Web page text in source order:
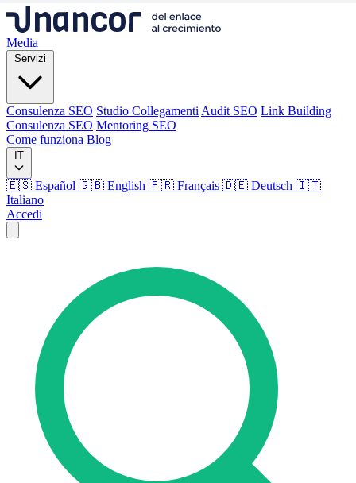
Media
Servizi
Consulenza SEO Studio Collegamenti Audit SEO Link Building
Consulenza SEO Mentoring SEO
Come funziona Blog
IT
🇪🇸 Español 🇬🇧 English 🇫🇷 Français 🇩🇪 Deutsch 🇮🇹
Italiano
Accedi
Consulenza SEO Studio Collegamenti Audit SEO
Consulenza SEO
Come funziona
Lingua
🇪🇸 ES
🇬🇧 EN
Accedi